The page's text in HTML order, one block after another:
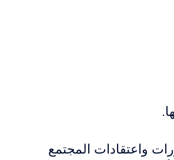
واعتقادات المجتمع